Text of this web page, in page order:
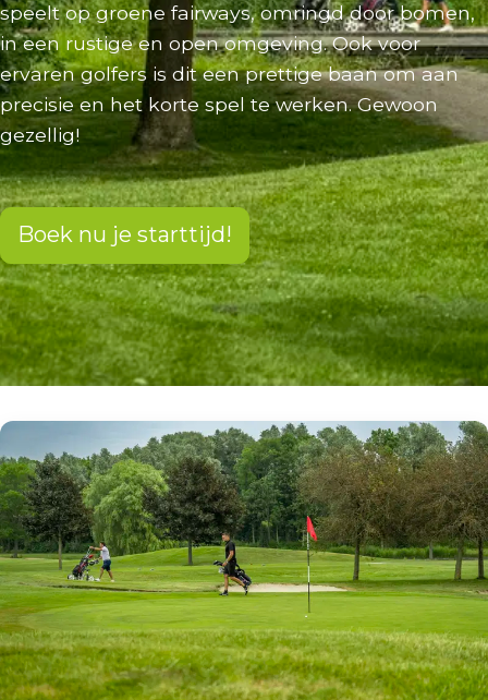
speelt op groene fairways, omringd door bomen,
in een rustige en open omgeving. Ook voor
ervaren golfers is dit een prettige baan om aan
precisie en het korte spel te werken. Gewoon
gezellig!
Boek nu je starttijd!